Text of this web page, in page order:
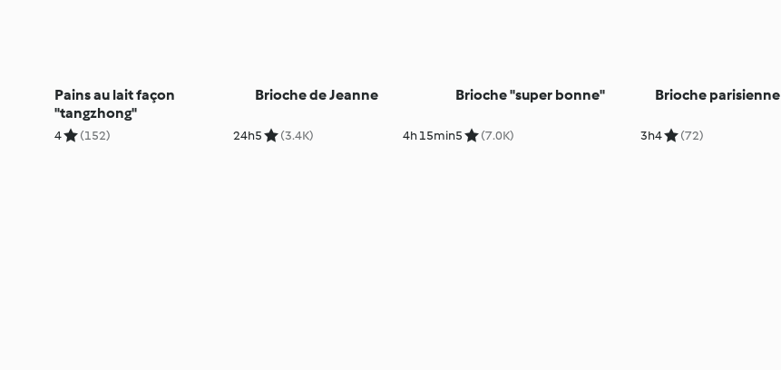
Pains au lait façon
"tangzhong"
4 (152) 24h
Brioche de Jeanne
5 (3.4K) 4h 15min
Brioche "super bonne"
5 (7.0K) 3h
Brioche parisienne
4 (72)